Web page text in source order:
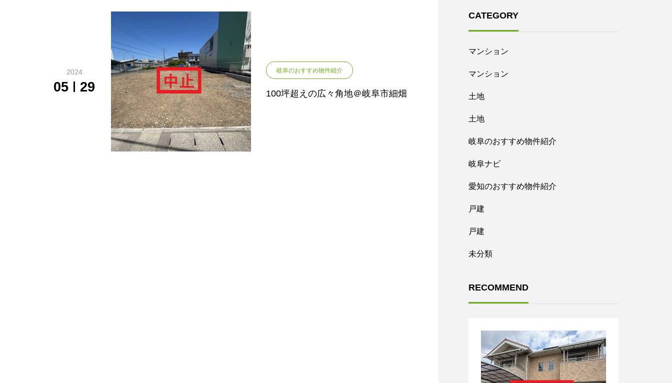
2024
05 29
岐阜のおすすめ物件紹介
100坪超えの広々角地＠岐阜市細畑
CATEGORY
マンション
マンション
土地
土地
岐阜のおすすめ物件紹介
岐阜ナビ
愛知のおすすめ物件紹介
戸建
戸建
未分類
RECOMMEND